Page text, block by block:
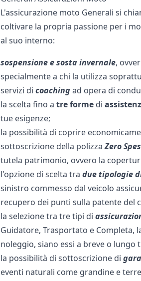
L'assicurazione moto Generali si
coltivare la propria passione per i
al suo interno:
sospensione e sosta invernale,
specialmente a chi la utilizza
servizi di coachingad opera di
la scelta fino a treformedi
tue esigenze;
la possibilità di coprire
sottoscrizione della polizzaZero
tutela patrimonio, ovvero la
l'opzione di scelta tra due tipologie
sinistro commesso dal veicolo
recupero dei punti sulla patente del
la selezione tra tre tipi di
Guidatore, Trasportato e Completa,
noleggio, siano essi a breve o lungo
la possibilità di sottoscrizione di
eventi naturali come grandine e